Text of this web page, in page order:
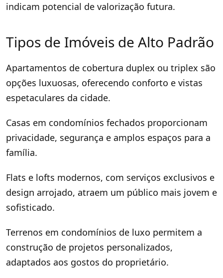
indicam potencial de valorização futura.
Tipos de Imóveis de Alto Padrão
Apartamentos de cobertura duplex ou triplex são
opções luxuosas, oferecendo conforto e vistas
espetaculares da cidade.
Casas em condomínios fechados proporcionam
privacidade, segurança e amplos espaços para a
família.
Flats e lofts modernos, com serviços exclusivos e
design arrojado, atraem um público mais jovem e
sofisticado.
Terrenos em condomínios de luxo permitem a
construção de projetos personalizados,
adaptados aos gostos do proprietário.